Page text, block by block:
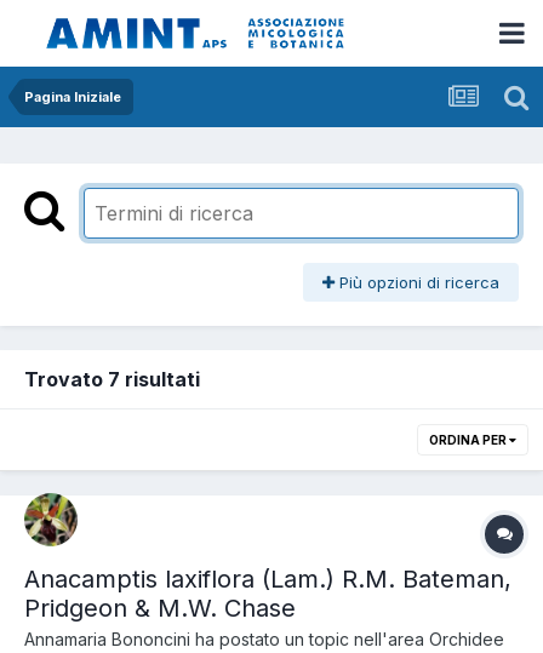
Pagina Iniziale
Più opzioni di ricerca
Trovato 7 risultati
ORDINA PER
Anacamptis laxiflora (Lam.) R.M. Bateman,
Pridgeon & M.W. Chase
Annamaria Bononcini ha postato un topic nell'area Orchidee